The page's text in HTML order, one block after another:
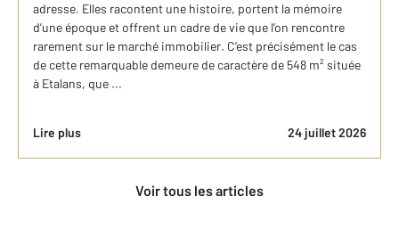
adresse. Elles racontent une histoire, portent la mémoire
d’une époque et offrent un cadre de vie que l’on rencontre
rarement sur le marché immobilier. C’est précisément le cas
de cette remarquable demeure de caractère de 548 m² située
à Etalans, que ...
Lire plus 24 juillet 2026
Voir tous les articles